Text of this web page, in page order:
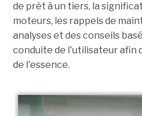
de prêt à un tiers, la
moteurs, les rappels de
analyses et des conseils
conduite de l'utilisateur afin
de l'essence.